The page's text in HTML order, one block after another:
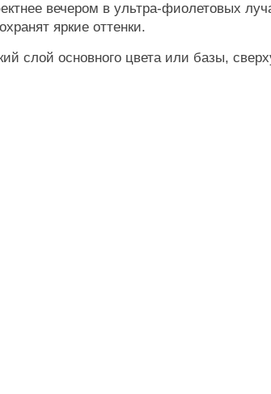
вечером в ультра-фиолетовых
яркие оттенки.
слой основного цвета или базы,